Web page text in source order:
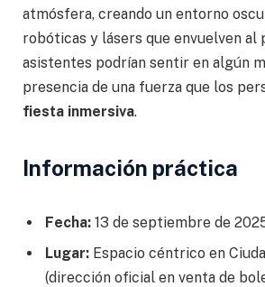
atmósfera, creando un entorno
robóticas y lásers que envuelven al
asistentes podrían sentir en algún
presencia de una fuerza que los
fiesta inmersiva.
Información práctica
Fecha: 13 de septiembre de
Lugar: Espacio céntrico en
(dirección oficial en venta de